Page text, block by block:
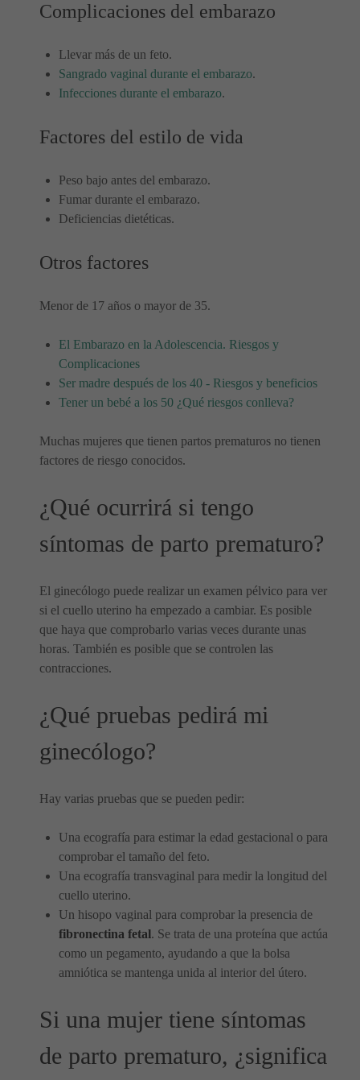
Complicaciones del embarazo
Llevar más de un feto.
Sangrado vaginal durante el embarazo.
Infecciones durante el embarazo.
Factores del estilo de vida
Peso bajo antes del embarazo.
Fumar durante el embarazo.
Deficiencias dietéticas.
Otros factores
Menor de 17 años o mayor de 35.
El Embarazo en la Adolescencia. Riesgos y
Complicaciones
Ser madre después de los 40 - Riesgos y beneficios
Tener un bebé a los 50 ¿Qué riesgos conlleva?
Muchas mujeres que tienen partos prematuros no tienen
factores de riesgo conocidos.
¿Qué ocurrirá si tengo
síntomas de parto prematuro?
El ginecólogo puede realizar un examen pélvico para ver
si el cuello uterino ha empezado a cambiar. Es posible
que haya que comprobarlo varias veces durante unas
horas. También es posible que se controlen las
contracciones.
¿Qué pruebas pedirá mi
ginecólogo?
Hay varias pruebas que se pueden pedir:
Una ecografía para estimar la edad gestacional o para
comprobar el tamaño del feto.
Una ecografía transvaginal para medir la longitud del
cuello uterino.
Un hisopo vaginal para comprobar la presencia de
fibronectina fetal. Se trata de una proteína que actúa
como un pegamento, ayudando a que la bolsa
amniótica se mantenga unida al interior del útero.
Si una mujer tiene síntomas
de parto prematuro, ¿significa